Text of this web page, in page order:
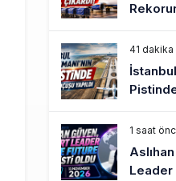
Çıkardı
41
İstanbul
Yapıldı
1 saat
Leader